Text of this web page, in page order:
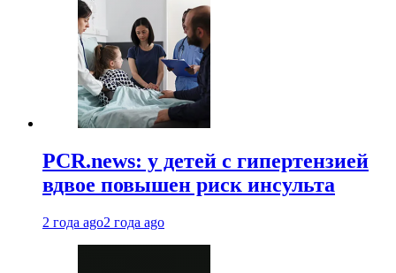
PCR.news: у детей с гипертензией
вдвое повышен риск инсульта
2 года ago2 года ago